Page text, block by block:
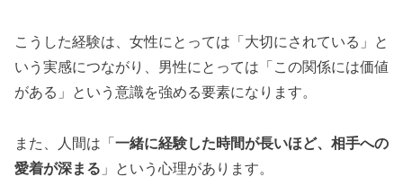
こうした経験は、女性にとっては「大切にされている」と
いう実感につながり、男性にとっては「この関係には価値
がある」という意識を強める要素になります。
また、人間は「 一緒に経験した時間が長いほど、相手への
愛着が深まる 」という心理があります。